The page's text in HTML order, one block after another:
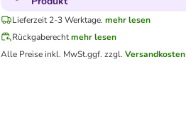
Lieferzeit 2-3 Werktage. mehr lesen
Rückgaberecht mehr lesen
Alle Preise inkl. MwSt.ggf. zzgl. Versandkosten